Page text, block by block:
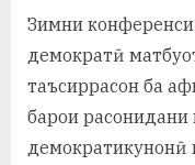
Зимни
демократӣ
таъсиррасон ба
барои расонидани
демократикунонӣ